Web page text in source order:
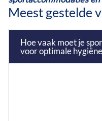
Meest gestelde
Hoe vaak moet je
voor optimale